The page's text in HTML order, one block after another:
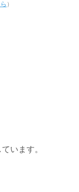
）
います。